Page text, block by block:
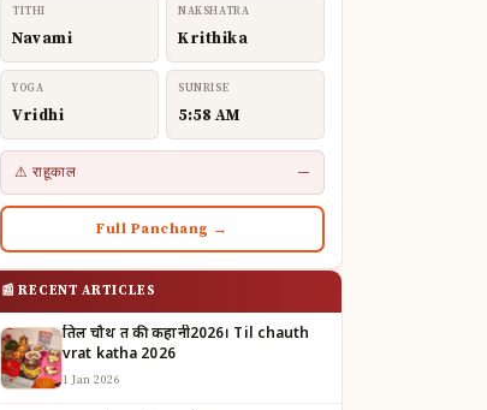
TITHI
Navami
NAKSHATRA
Krithika
YOGA
Vridhi
SUNRISE
5:58 AM
⚠ राहूकाल —
Full Panchang →
📰 RECENT ARTICLES
तिल चौथ व्रत की कहानी2026। Til chauth
vrat katha 2026
1 Jan 2026